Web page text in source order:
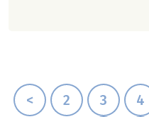
< 2 3 4